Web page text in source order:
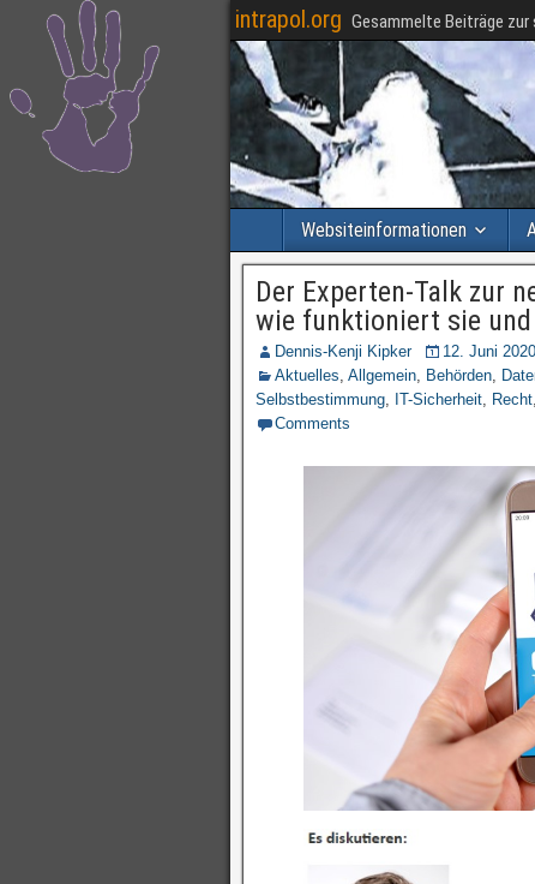
intrapol.org Gesammelte Beiträge
Websiteinformationen
Der Experten-Talk zur
wie funktioniert sie
Dennis-Kenji Kipker
12. Juni 2020
Aktuelles, Allgemein, Behörden,
Selbstbestimmung, IT-Sicherheit, Recht,
Comments